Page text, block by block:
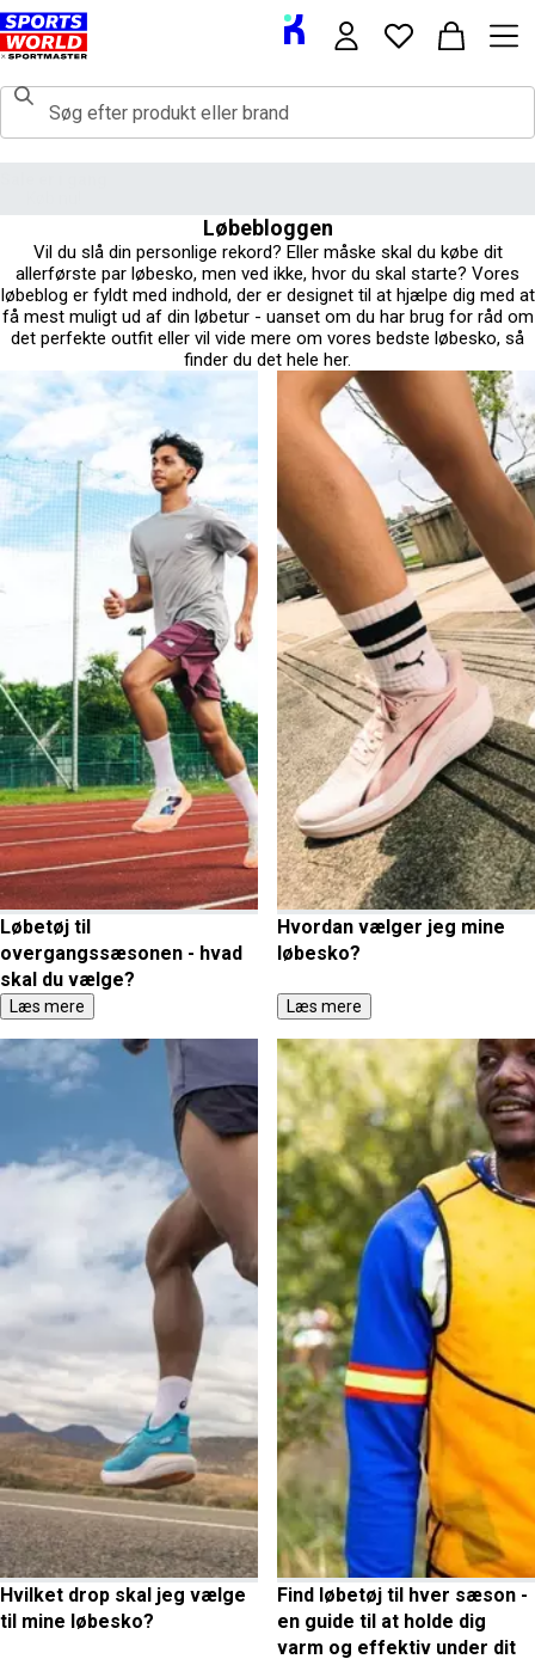
Løbebloggen
Vil du slå din personlige rekord? Eller måske skal du købe dit
allerførste par løbesko, men ved ikke, hvor du skal starte? Vores
løbeblog er fyldt med indhold, der er designet til at hjælpe dig med at
få mest muligt ud af din løbetur - uanset om du har brug for råd om
det perfekte outfit eller vil vide mere om vores bedste løbesko, så
finder du det hele her.
Løbetøj til
overgangssæsonen - hvad
skal du vælge?
Læs mere
Hvordan vælger jeg mine
løbesko?
Læs mere
Hvilket drop skal jeg vælge
til mine løbesko?
Find løbetøj til hver sæson -
en guide til at holde dig
varm og effektiv under dit